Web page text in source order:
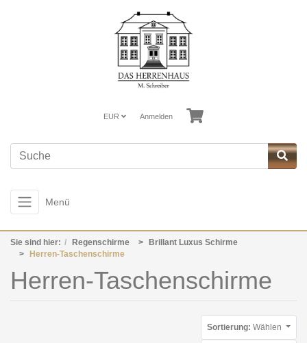
EUR Anmelden
Menü
Sie sind hier: Regenschirme
Brillant Luxus Schirme
Herren-Taschenschirme
Herren-Taschenschirme
Sortierung: Wählen